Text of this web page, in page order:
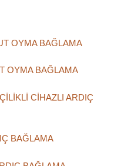
OYMA BAĞLAMA
OYMA BAĞLAMA
CİHAZLI ARDIÇ
BAĞLAMA